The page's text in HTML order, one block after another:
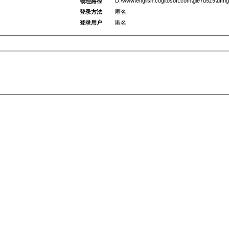
登录方法
匿名
登录用户
匿名